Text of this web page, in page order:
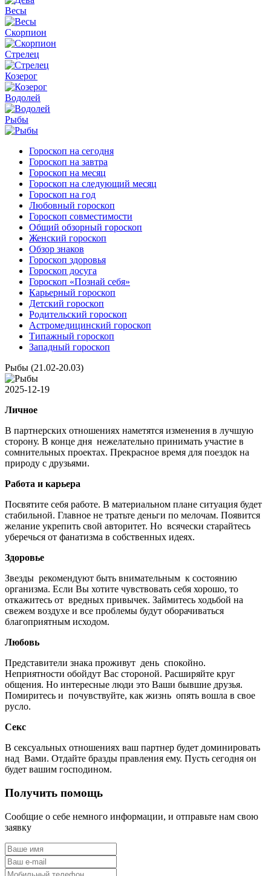
Весы
Скорпион
Стрелец
Козерог
Водолей
Рыбы
Гороскоп на сегодня
Гороскоп на завтра
Гороскоп на месяц
Гороскоп на следующий месяц
Гороскоп на год
Любовный гороскоп
Гороскоп совместимости
Общий обзорный гороскоп
Женский гороскоп
Обзор знаков
Гороскоп здоровья
Гороскоп досуга
Гороскоп «Познай себя»
Карьерный гороскоп
Детский гороскоп
Родительский гороскоп
Астромедицинский гороскоп
Типажный гороскоп
Западный гороскоп
Рыбы (21.02-20.03)
2025-12-19
Личное
В партнерских отношениях наметятся изменения в лучшую
сторону. В конце дня нежелательно принимать участие в
сомнительных проектах. Прекрасное время для поездок на
природу с друзьями.
Работа и карьера
Посвятите себя работе. В материальном плане ситуация будет
стабильной. Главное не тратьте деньги по мелочам. Появится
желание укрепить свой авторитет. Но всячески старайтесь
уберечься от фанатизма в собственных идеях.
Здоровье
Звезды рекомендуют быть внимательным к состоянию
организма. Если Вы хотите чувствовать себя хорошо, то
откажитесь от вредных привычек. Займитесь ходьбой на
свежем воздухе и все проблемы будут оборачиваться
благоприятным исходом.
Любовь
Представители знака проживут день спокойно.
Неприятности обойдут Вас стороной. Расширяйте круг
общения. Но интересные люди это Ваши бывшие друзья.
Помиритесь и почувствуйте, как жизнь опять вошла в свое
русло.
Секс
В сексуальных отношениях ваш партнер будет доминировать
над Вами. Отдайте бразды правления ему. Пусть сегодня он
будет вашим господином.
Получить помощь
Сообщие о себе немного информации, и отправьте нам свою
заявку